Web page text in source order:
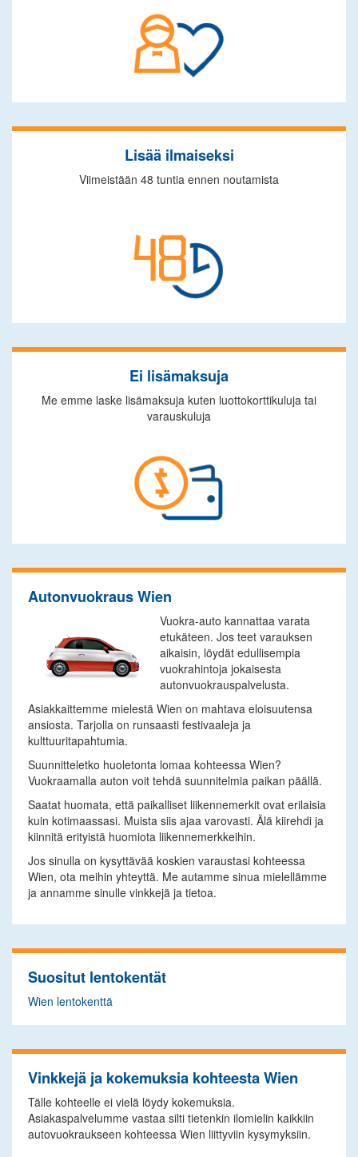
Lisää ilmaiseksi
Viimeistään 48 tuntia ennen noutamista
Ei lisämaksuja
Me emme laske lisämaksuja kuten luottokorttikuluja tai
varauskuluja
Autonvuokraus Wien
Vuokra-auto kannattaa varata
etukäteen. Jos teet varauksen
aikaisin, löydät edullisempia
vuokrahintoja jokaisesta
autonvuokrauspalvelusta.
Asiakkaittemme mielestä Wien on mahtava eloisuutensa
ansiosta. Tarjolla on runsaasti festivaaleja ja
kulttuuritapahtumia.
Suunnitteletko huoletonta lomaa kohteessa Wien?
Vuokraamalla auton voit tehdä suunnitelmia paikan päällä.
Saatat huomata, että paikalliset liikennemerkit ovat erilaisia
kuin kotimaassasi. Muista siis ajaa varovasti. Älä kiirehdi ja
kiinnitä erityistä huomiota liikennemerkkeihin.
Jos sinulla on kysyttävää koskien varaustasi kohteessa
Wien, ota meihin yhteyttä. Me autamme sinua mielellämme
ja annamme sinulle vinkkejä ja tietoa.
Suositut lentokentät
Wien lentokenttä
Vinkkejä ja kokemuksia kohteesta Wien
Tälle kohteelle ei vielä löydy kokemuksia.
Asiakaspalvelumme vastaa silti tietenkin ilomielin kaikkiin
autovuokraukseen kohteessa Wien liittyviin kysymyksiin.